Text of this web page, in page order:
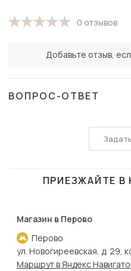
0 отзывов
Добавьте отзыв,
ВОПРОС-ОТВЕТ
ПРИЕЗЖАЙТЕ
Магазин в Перово
Перово
ул. Новогиреевская, д. 29,
Маршрут в Яндекс